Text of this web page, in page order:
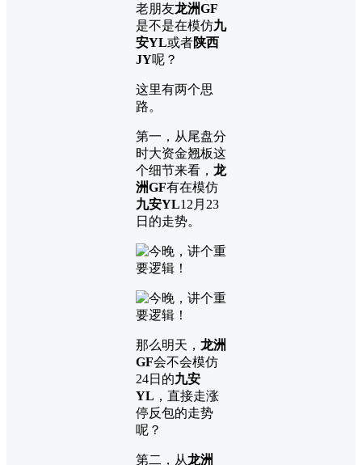
老朋友龙洲GF
是不是在模仿九
安YL或者陕西
JY呢？
这里有两个思
路。
第一，从尾盘分
时大资金翘板这
个细节来看， 龙
洲GF有在模仿
九安YL12月23
日的走势。
那么明天， 龙洲
GF会不会模仿
24日的九安
YL ，直接走涨
停反包的走势
呢？
第二，从龙洲